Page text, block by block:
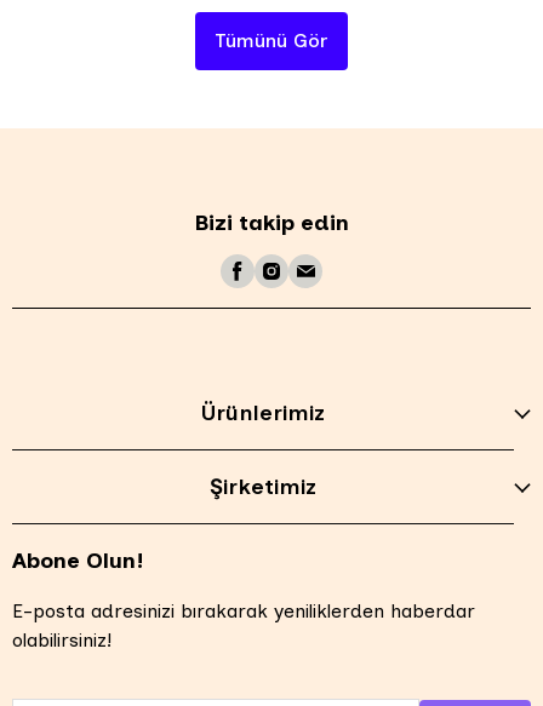
Tümünü Gör
Bizi takip edin
Ürünlerimiz
Şirketimiz
Abone Olun!
E-posta adresinizi bırakarak yeniliklerden haberdar
olabilirsiniz!